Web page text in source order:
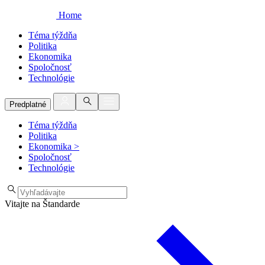
Home
Téma týždňa
Politika
Ekonomika
Spoločnosť
Technológie
Predplatné
Téma týždňa
Politika
Ekonomika >
Spoločnosť
Technológie
Vitajte na Štandarde